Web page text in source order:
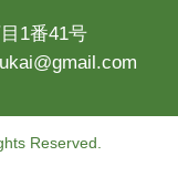
1番41号
Reserved.